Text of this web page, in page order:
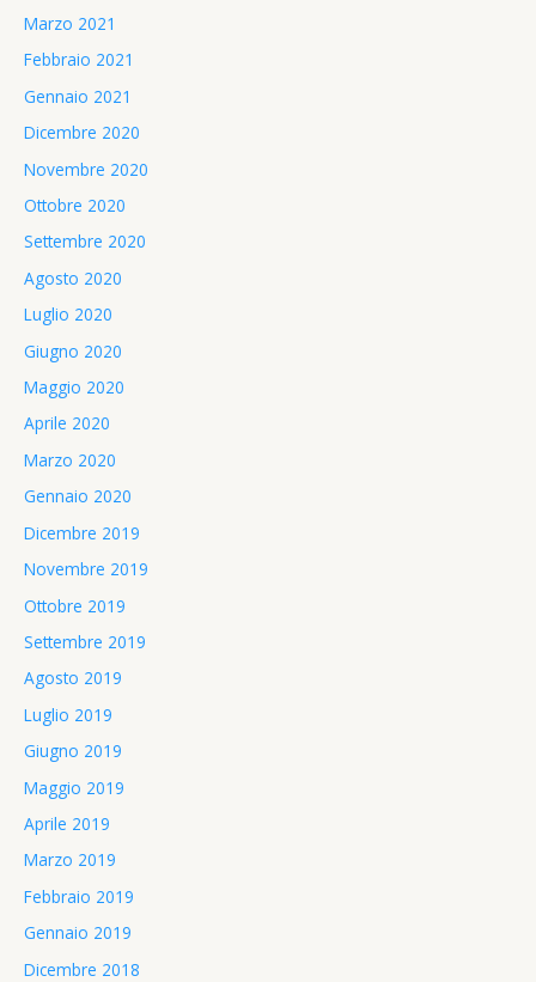
Marzo 2021
Febbraio 2021
Gennaio 2021
Dicembre 2020
Novembre 2020
Ottobre 2020
Settembre 2020
Agosto 2020
Luglio 2020
Giugno 2020
Maggio 2020
Aprile 2020
Marzo 2020
Gennaio 2020
Dicembre 2019
Novembre 2019
Ottobre 2019
Settembre 2019
Agosto 2019
Luglio 2019
Giugno 2019
Maggio 2019
Aprile 2019
Marzo 2019
Febbraio 2019
Gennaio 2019
Dicembre 2018